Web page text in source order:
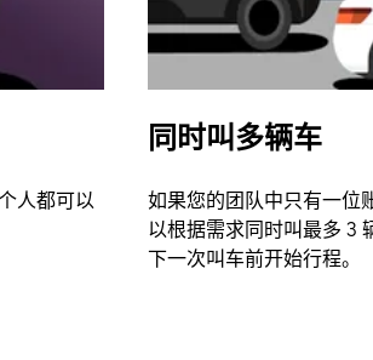
人都可以
同时叫多辆车
如果您的团队中只有一位
以根据需求同时叫最多 3
下一次叫车前开始行程。